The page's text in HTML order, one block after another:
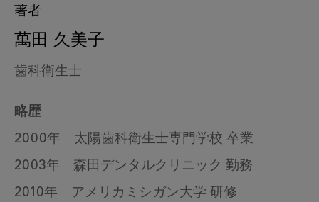
著者
萬田 久美子
歯科衛生士
略歴
2000年 太陽歯科衛生士専門学校 卒業
2003年 森田デンタルクリニック 勤務
2010年 アメリカミシガン大学 研修